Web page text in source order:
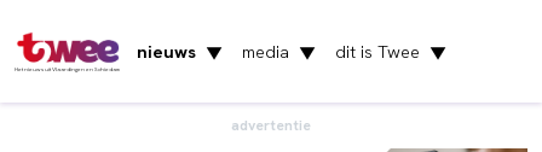
Het nieuws uit Vlaardingen en Schiedam
nieuws ▼ media ▼ dit is Twee ▼
advertentie